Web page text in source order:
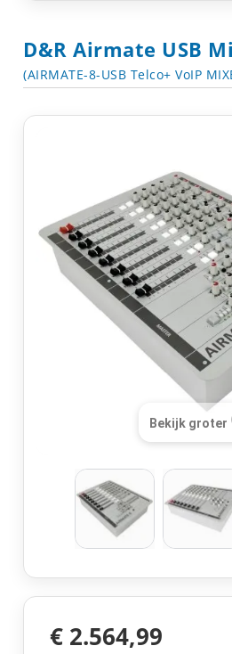
D&R Airmate USB
(AIRMATE-8-USB Telco+ VoIP
Bekijk groter
€ 2.564,99